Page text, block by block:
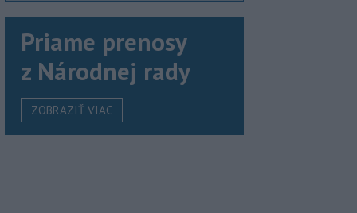
Priame prenosy
z Národnej rady
ZOBRAZIŤ VIAC